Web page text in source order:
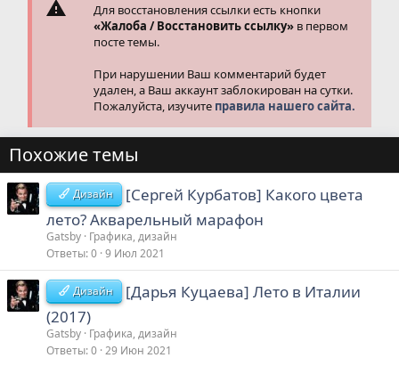
Для восстановления ссылки есть кнопки
«Жалоба / Восстановить ссылку» в первом
посте темы.
При нарушении Ваш комментарий будет
удален, а Ваш аккаунт заблокирован на сутки.
Пожалуйста, изучите правила нашего сайта.
Похожие темы
Дизайн
[Сергей Курбатов] Какого цвета
лето? Акварельный марафон
Gatsby Графика, дизайн
Ответы 0 9 Июл 2021
Дизайн
[Дарья Куцаева] Лето в Италии
(2017)
Gatsby Графика, дизайн
Ответы 0 29 Июн 2021